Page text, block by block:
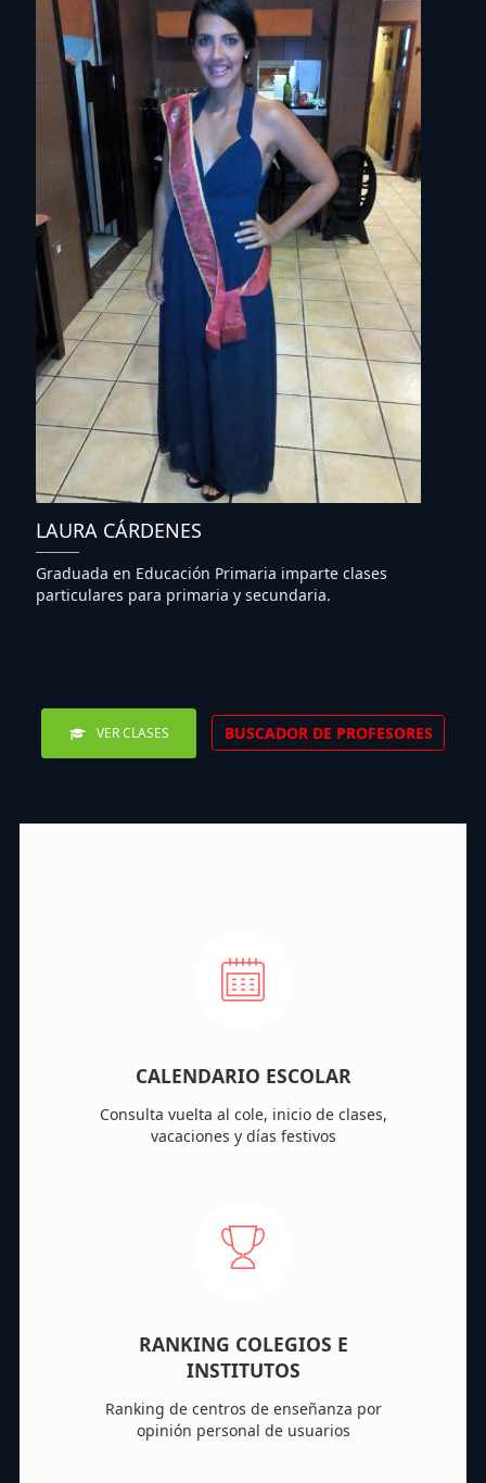
LAURA CÁRDENES
Graduada en Educación Primaria imparte clases
particulares para primaria y secundaria.
VER CLASES BUSCADOR DE PROFESORES
CALENDARIO ESCOLAR
Consulta vuelta al cole, inicio de clases,
vacaciones y días festivos
RANKING COLEGIOS E
INSTITUTOS
Ranking de centros de enseñanza por
opinión personal de usuarios